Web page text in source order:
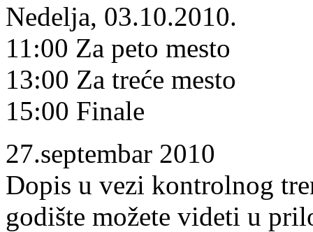
Nedelja, 03.10.2010.
11:00 Za peto mesto
13:00 Za treće mesto
15:00 Finale
27.septembar 2010
Dopis u vezi kontrolnog
godište možete videti u